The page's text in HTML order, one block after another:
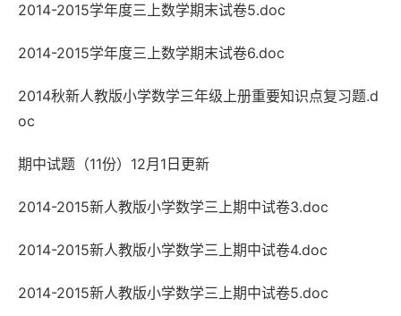
2014-2015学年度三上数学期末试卷5.doc
2014-2015学年度三上数学期末试卷6.doc
2014秋新人教版小学数学三年级上册重要知识点复习题.d
oc
期中试题（11份）12月1日更新
2014-2015新人教版小学数学三上期中试卷3.doc
2014-2015新人教版小学数学三上期中试卷4.doc
2014-2015新人教版小学数学三上期中试卷5.doc